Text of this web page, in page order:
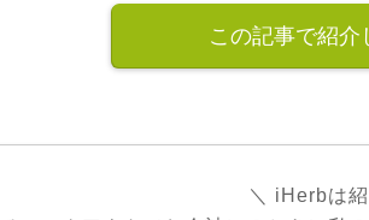
この記事で紹
＼ iHerbは